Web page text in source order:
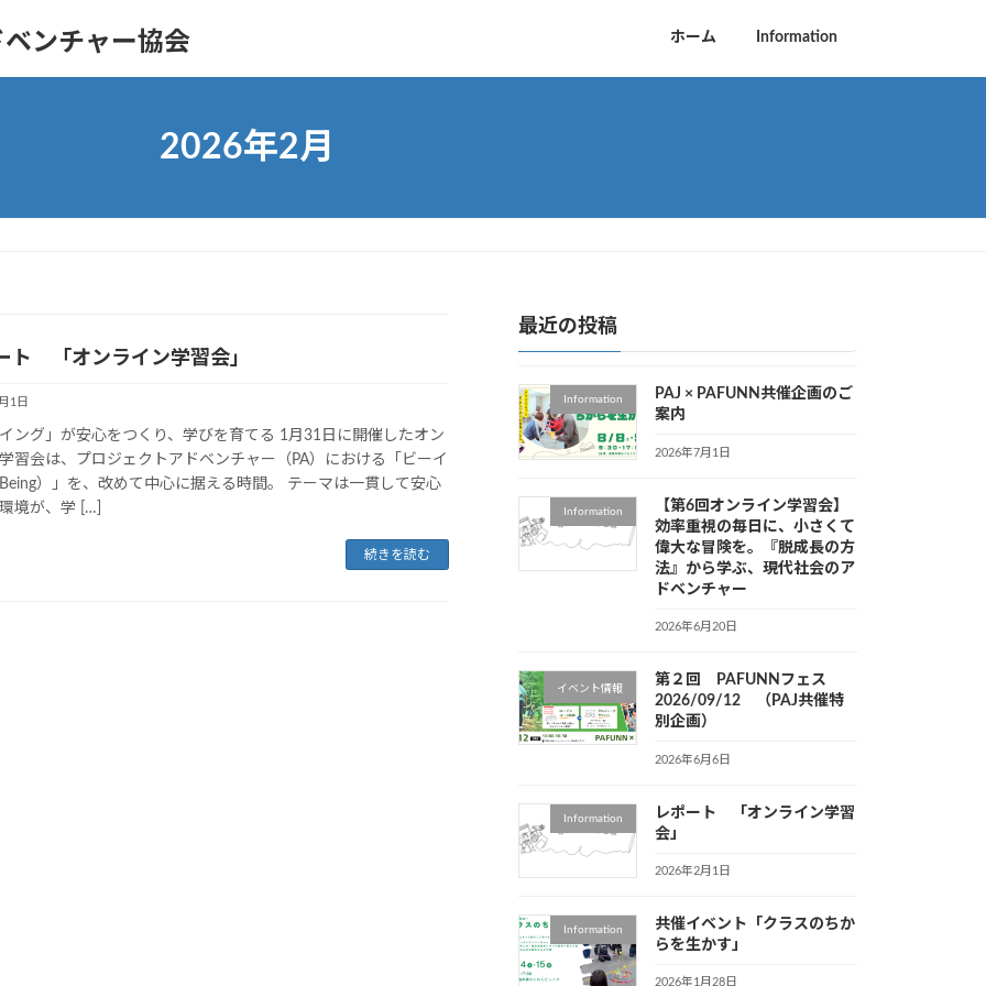
ンチャー協会 ホーム Information
2026年2月
ト 「オンライン学習会」
1日
ング」が安心をつくり、学びを育てる 1月31日に開催したオン
習会は、プロジェクトアドベンチャー（PA）における「ビーイ
）」を、改めて中心に据える時間。 テーマは一貫して安心
境が、学 […]
続きを読む
最近の投稿
Information
PAJ × PAFUNN共催企画のご
案内
2026年7月1日
Information
【第6回オンライン学習会】
効率重視の毎日に、小さくて
偉大な冒険を。『脱成長の方
法』から学ぶ、現代社会のア
ドベンチャー
2026年6月20日
イベント情報
第２回 PAFUNNフェス
2026/09/12 （PAJ共催特
別企画）
2026年6月6日
Information
レポート 「オンライン学習
会」
2026年2月1日
Information
共催イベント「クラスのちか
らを生かす」
2026年1月28日